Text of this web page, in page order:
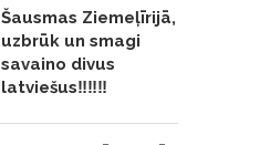
Šausmas Ziemeļīrijā,
uzbrūk un smagi
savaino divus
latviešus‼️‼️‼️